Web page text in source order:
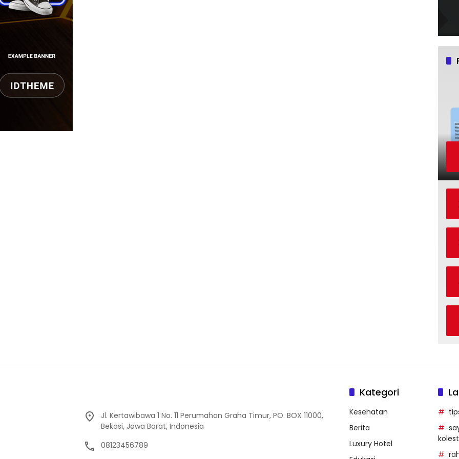
Jl. Kertawibawa 1 No. 11 Perumahan Graha Timur, PO. BOX 11000,
Bekasi, Jawa Barat, Indonesia
08123456789
Kategori
Kesehatan
Berita
Luxury Hotel